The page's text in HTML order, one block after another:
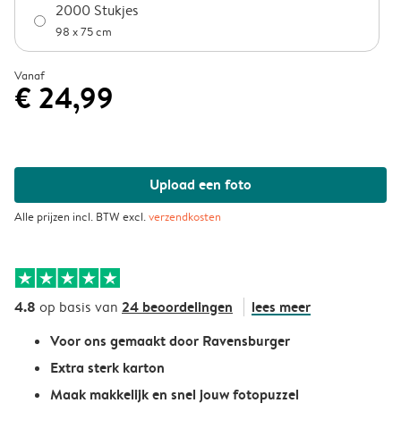
2000 Stukjes
98 x 75 cm
Vanaf
€ 24,99
Upload een foto
Alle prijzen incl. BTW excl.verzendkosten
4.8 op basis van 24 beoordelingen
lees meer
Voor ons gemaakt door Ravensburger
Extra sterk karton
Maak makkelijk en snel jouw fotopuzzel